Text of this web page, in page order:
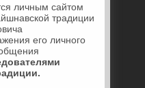
личным сайтом
традиции
его личного